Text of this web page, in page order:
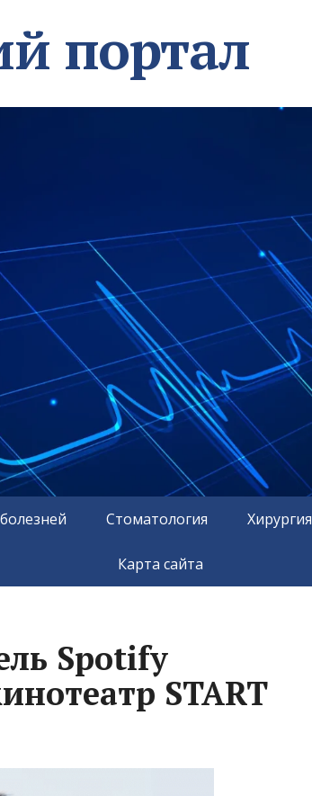
портал
Стоматология Хирургия
Карта сайта
Spotify
START